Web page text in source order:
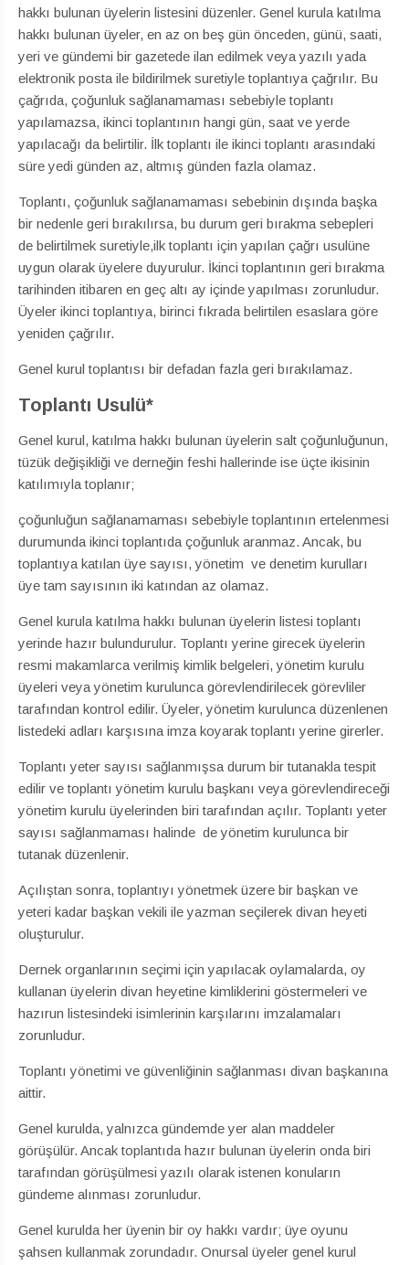
hakkı bulunan üyelerin listesini düzenler. Genel kurula katılma
hakkı bulunan üyeler, en az on beş gün önceden, günü, saati,
yeri ve gündemi bir gazetede ilan edilmek veya yazılı yada
elektronik posta ile bildirilmek suretiyle toplantıya çağrılır. Bu
çağrıda, çoğunluk sağlanamaması sebebiyle toplantı
yapılamazsa, ikinci toplantının hangi gün, saat ve yerde
yapılacağı da belirtilir. İlk toplantı ile ikinci toplantı arasındaki
süre yedi günden az, altmış günden fazla olamaz.
Toplantı, çoğunluk sağlanamaması sebebinin dışında başka
bir nedenle geri bırakılırsa, bu durum geri bırakma sebepleri
de belirtilmek suretiyle,ilk toplantı için yapılan çağrı usulüne
uygun olarak üyelere duyurulur. İkinci toplantının geri bırakma
tarihinden itibaren en geç altı ay içinde yapılması zorunludur.
Üyeler ikinci toplantıya, birinci fıkrada belirtilen esaslara göre
yeniden çağrılır.
Genel kurul toplantısı bir defadan fazla geri bırakılamaz.
Toplantı Usulü*
Genel kurul, katılma hakkı bulunan üyelerin salt çoğunluğunun,
tüzük değişikliği ve derneğin feshi hallerinde ise üçte ikisinin
katılımıyla toplanır;
çoğunluğun sağlanamaması sebebiyle toplantının ertelenmesi
durumunda ikinci toplantıda çoğunluk aranmaz. Ancak, bu
toplantıya katılan üye sayısı, yönetim ve denetim kurulları
üye tam sayısının iki katından az olamaz.
Genel kurula katılma hakkı bulunan üyelerin listesi toplantı
yerinde hazır bulundurulur. Toplantı yerine girecek üyelerin
resmi makamlarca verilmiş kimlik belgeleri, yönetim kurulu
üyeleri veya yönetim kurulunca görevlendirilecek görevliler
tarafından kontrol edilir. Üyeler, yönetim kurulunca düzenlenen
listedeki adları karşısına imza koyarak toplantı yerine girerler.
Toplantı yeter sayısı sağlanmışsa durum bir tutanakla tespit
edilir ve toplantı yönetim kurulu başkanı veya görevlendireceği
yönetim kurulu üyelerinden biri tarafından açılır. Toplantı yeter
sayısı sağlanmaması halinde de yönetim kurulunca bir
tutanak düzenlenir.
Açılıştan sonra, toplantıyı yönetmek üzere bir başkan ve
yeteri kadar başkan vekili ile yazman seçilerek divan heyeti
oluşturulur.
Dernek organlarının seçimi için yapılacak oylamalarda, oy
kullanan üyelerin divan heyetine kimliklerini göstermeleri ve
hazırun listesindeki isimlerinin karşılarını imzalamaları
zorunludur.
Toplantı yönetimi ve güvenliğinin sağlanması divan başkanına
aittir.
Genel kurulda, yalnızca gündemde yer alan maddeler
görüşülür. Ancak toplantıda hazır bulunan üyelerin onda biri
tarafından görüşülmesi yazılı olarak istenen konuların
gündeme alınması zorunludur.
Genel kurulda her üyenin bir oy hakkı vardır; üye oyunu
şahsen kullanmak zorundadır. Onursal üyeler genel kurul